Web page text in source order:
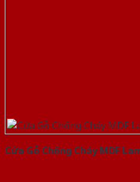
Cửa Gỗ Chống Cháy MDF